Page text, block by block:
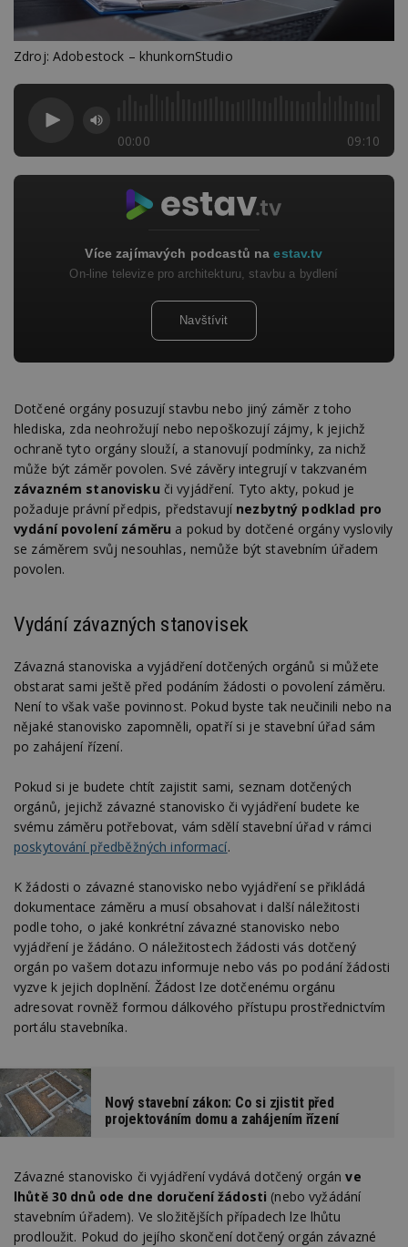
Zdroj: Adobestock – khunkornStudio
00:00 09:10
Více zajímavých podcastů naestav.tv
On-line televize pro architekturu, stavbu a bydlení
Navštívit
Dotčené orgány posuzují stavbu nebo jiný záměr z toho
hlediska, zda neohrožují nebo nepoškozují zájmy, k jejichž
ochraně tyto orgány slouží, a stanovují podmínky, za nichž
může být záměr povolen. Své závěry integrují v takzvaném
závazném stanovisku či vyjádření. Tyto akty, pokud je
požaduje právní předpis, představují nezbytný podklad pro
vydání povolení záměru a pokud by dotčené orgány vyslovily
se záměrem svůj nesouhlas, nemůže být stavebním úřadem
povolen.
Vydání závazných stanovisek
Závazná stanoviska a vyjádření dotčených orgánů si můžete
obstarat sami ještě před podáním žádosti o povolení záměru.
Není to však vaše povinnost. Pokud byste tak neučinili nebo na
nějaké stanovisko zapomněli, opatří si je stavební úřad sám
po zahájení řízení.
Pokud si je budete chtít zajistit sami, seznam dotčených
orgánů, jejichž závazné stanovisko či vyjádření budete ke
svému záměru potřebovat, vám sdělí stavební úřad v rámci
poskytování předběžných informací.
K žádosti o závazné stanovisko nebo vyjádření se přikládá
dokumentace záměru a musí obsahovat i další náležitosti
podle toho, o jaké konkrétní závazné stanovisko nebo
vyjádření je žádáno. O náležitostech žádosti vás dotčený
orgán po vašem dotazu informuje nebo vás po podání žádosti
vyzve k jejich doplnění. Žádost lze dotčenému orgánu
adresovat rovněž formou dálkového přístupu prostřednictvím
portálu stavebníka.
Nový stavební zákon: Co si zjistit před
projektováním domu a zahájením řízení
Závazné stanovisko či vyjádření vydává dotčený orgánve
lhůtě 30 dnů ode dne doručení žádosti (nebo vyžádání
stavebním úřadem). Ve složitějších případech lze lhůtu
prodloužit. Pokud do jejího skončení dotčený orgán závazné